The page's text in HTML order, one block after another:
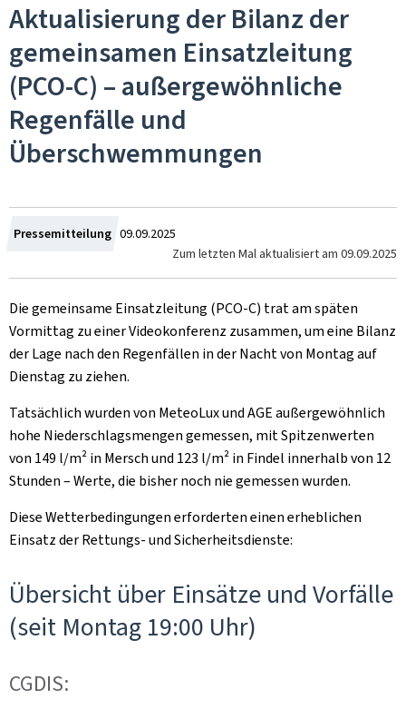
Aktualisierung der Bilanz der
gemeinsamen Einsatzleitung
(PCO-C) – außergewöhnliche
Regenfälle und
Überschwemmungen
Pressemitteilung Zum
09.09.2025
Zum letzten Mal aktualisiert am 09.09.2025
Die gemeinsame Einsatzleitung (PCO-C) trat am späten
Vormittag zu einer Videokonferenz zusammen, um eine Bilanz
der Lage nach den Regenfällen in der Nacht von Montag auf
Dienstag zu ziehen.
Tatsächlich wurden von MeteoLux und AGE außergewöhnlich
hohe Niederschlagsmengen gemessen, mit Spitzenwerten
von 149 l/m² in Mersch und 123 l/m² in Findel innerhalb von 12
Stunden – Werte, die bisher noch nie gemessen wurden.
Diese Wetterbedingungen erforderten einen erheblichen
Einsatz der Rettungs- und Sicherheitsdienste:
Übersicht über Einsätze und Vorfälle
(seit Montag 19:00 Uhr)
CGDIS: